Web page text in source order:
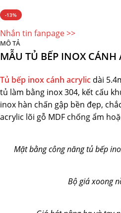
-13%
Nhắn tin fanpage >>
MÔ TẢ
MẪU TỦ BẾP INOX
Tủ bếp inox cánh acrylic dài
tủ làm bằng inox 304, kết cấu
inox hàn chấn gập bền đẹp,
acrylic lõi gỗ MDF chống ẩm
Mặt bằng công năng tủ bếp
Bộ giá xoong